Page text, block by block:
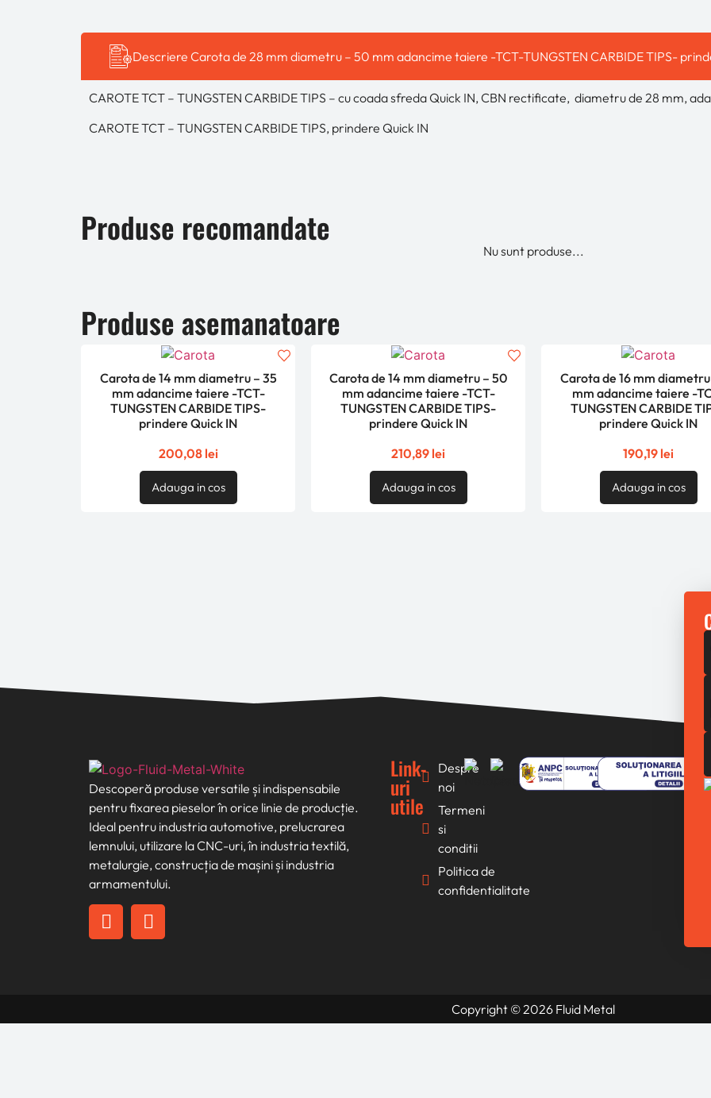
Descriere Carota de 28 mm diametru – 50 mm adancime taiere -TCT-TUNGSTEN CARBIDE TIPS-
CAROTE TCT – TUNGSTEN CARBIDE TIPS – cu coada sfreda Quick IN, CBN rectificate, diametru de 28 mm,
CAROTE TCT – TUNGSTEN CARBIDE TIPS, prindere Quick IN
Produse recomandate
Nu sunt produse...
Produse asemanatoare
Carota de 14 mm diametru – 35
mm adancime taiere -TCT-
TUNGSTEN CARBIDE TIPS-
prindere Quick IN
200,08 lei
Adauga in cos
Carota de 14 mm diametru – 50
mm adancime taiere -TCT-
TUNGSTEN CARBIDE TIPS-
prindere Quick IN
210,89 lei
Adauga in cos
Carota de 16 mm
mm adancime taiere -
TUNGSTEN CARBIDE
prindere Quick IN
190,19 lei
Adauga in cos
Descoperă produse versatile și indispensabile
pentru fixarea pieselor în orice linie de producție.
Ideal pentru industria automotive, prelucrarea
lemnului, utilizare la CNC-uri, în industria textilă,
metalurgie, construcția de mașini și industria
armamentului.
Link-
uri
utile
Despre
noi
Termeni
si
conditii
Politica de
confidentialitate
Copyright © 2026 Fluid Metal